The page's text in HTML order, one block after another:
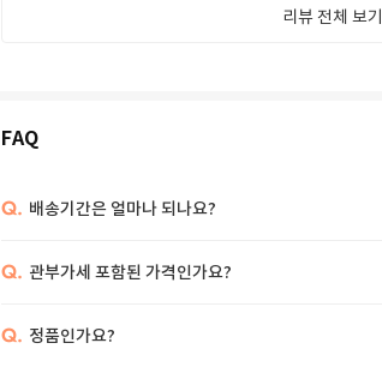
리뷰 전체 보기
FAQ
Q. 배송기간은 얼마나 되나요?
Q. 관부가세 포함된 가격인가요?
Q. 정품인가요?